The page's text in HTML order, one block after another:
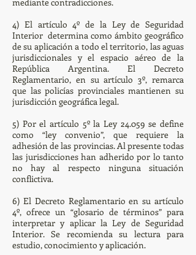
4) El artículo 4º de la Ley de Seguridad
Interior determina como ámbito geográfico
de su aplicación a todo el territorio, las aguas
jurisdiccionales y el espacio aéreo de la
República Argentina. El Decreto
Reglamentario, en su artículo 3º, remarca
que las policías provinciales mantienen su
jurisdicción geográfica legal.
5) Por el artículo 5º la Ley 24.059 se define
como “ley convenio”, que requiere la
adhesión de las provincias. Al presente todas
las jurisdicciones han adherido por lo tanto
no hay al respecto ninguna situación
conflictiva.
6) El Decreto Reglamentario en su artículo
4º, ofrece un “glosario de términos” para
interpretar y aplicar la Ley de Seguridad
Interior. Se recomienda su lectura para
estudio, conocimiento y aplicación.